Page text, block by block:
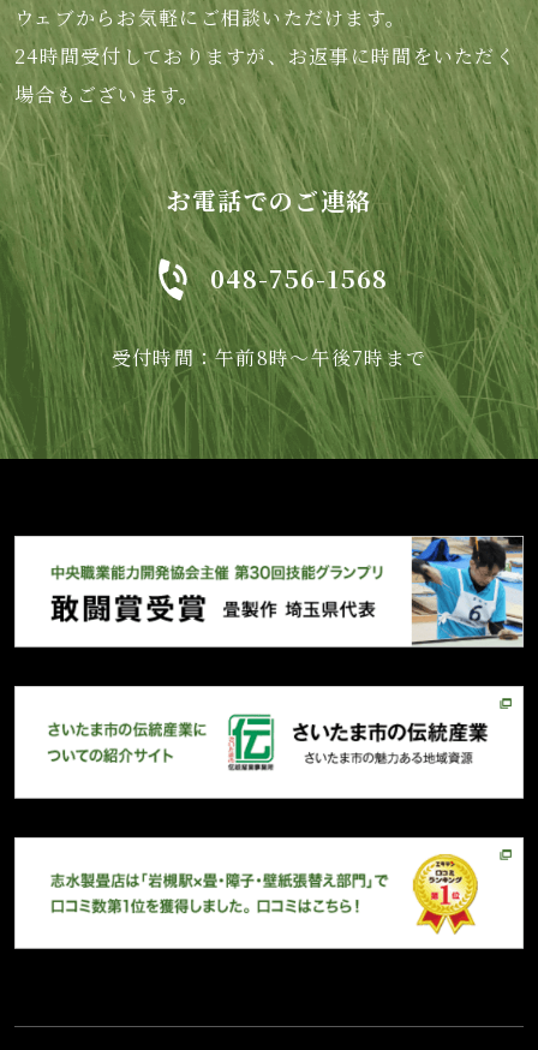
ウェブからお気軽にご相談いただけます。
24時間受付しておりますが、お返事に時間をいただく
場合もございます。
お電話でのご連絡
048-756-1568
受付時間：午前8時～午後7時まで